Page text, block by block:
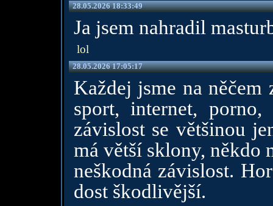
28.05.2026 18:33:49
Ja jsem nahradil
lol
28.05.2026 17:05:17
Každej jsme na
sport, internet,
závislost se většinou
má větší sklony, někdo
neškodná závislost.
dost škodlivější.